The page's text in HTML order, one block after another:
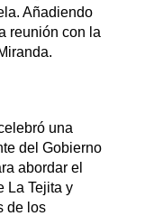
Añadiendo
reunión con la
una
del Gobierno
abordar el
La Tejita y
de los